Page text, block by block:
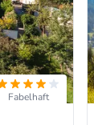
Fabelhaft